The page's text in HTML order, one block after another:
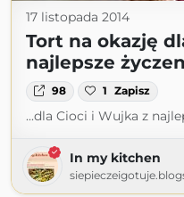
17 listopada 2014
Tort na okazję
najlepsze
98 1 Zapisz
...dla Cioci i Wujka z
In my kitchen